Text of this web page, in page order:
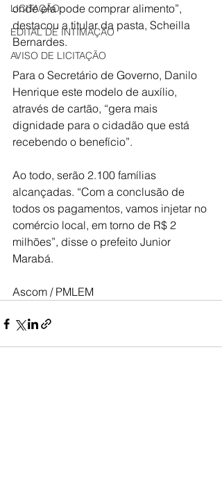
LICITAÇÃO
EDITAL DE INTIMAÇÃO
AVISO DE LICITAÇÃO
onde ela pode comprar alimento”,
destacou a titular da pasta, Scheilla
Bernardes.
Para o Secretário de Governo, Danilo
Henrique este modelo de auxílio,
através de cartão, “gera mais
dignidade para o cidadão que está
recebendo o benefício”.
Ao todo, serão 2.100 famílias
alcançadas. “Com a conclusão de
todos os pagamentos, vamos injetar no
comércio local, em torno de R$ 2
milhões”, disse o prefeito Junior
Marabá.
Ascom / PMLEM